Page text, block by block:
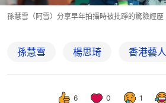
孫慧雪（阿雪）分享早年拍攝時被批踭的驚險經歷
孫慧雪 楊思琦 香港藝
6 0 1